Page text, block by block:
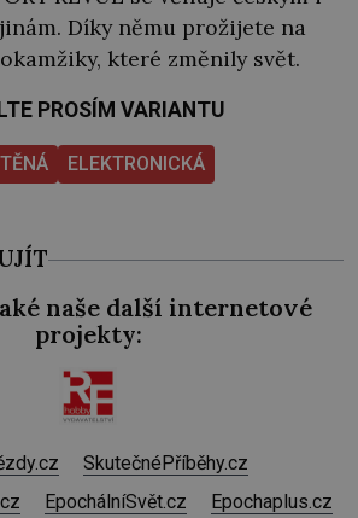
Díky němu prožijete na
které změnily svět.
PROSÍM VARIANTU
ELEKTRONICKÁ
naše další internetové
projekty:
SkutečnéPříběhy.cz
EpochálníSvět.cz Epochaplus.cz